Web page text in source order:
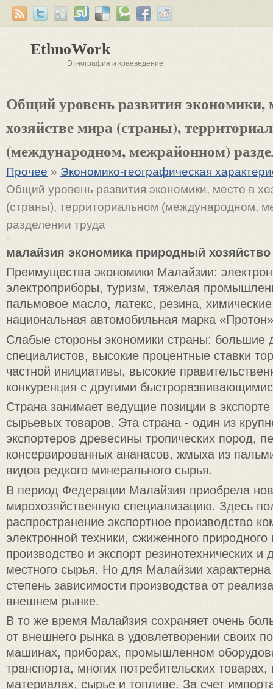
EthnoWork
Этнография и краеведение
Общий уровень развития экономики,
хозяйстве мира (страны),
(международном, межрайонном)
Прочее » Экономико-географическая
Общий уровень развития экономики, место в
(страны), территориальном (международном,
разделении труда
малайзия экономика природный хозяйство
Преимущества экономики Малайзии:
электроприборы, туризм, тяжелая
пальмовое масло, латекс, резина,
национальная автомобильная марка
Слабые стороны экономики страны: большие
специалистов, высокие процентные ставки
частной инициативы, высокие
конкуренция с другими
Страна занимает ведущие позиции в
сырьевых товаров. Эта страна - один из
экспортеров древесины тропических пород,
консервированных ананасов, жмыха из
видов редкого минерального сырья.
В период Федерации Малайзия приобрела
мирохозяйственную специализацию. Здесь
распространение экспортное производство
электронной техники, сжиженного природного
производство и экспорт резинотехнических и
местного сырья. Но для Малайзии
степень зависимости производства от
внешнем рынке.
В то же время Малайзия сохраняет очень
от внешнего рынка в удовлетворении своих
машинах, приборах, промышленном
транспорта, многих потребительских
материалах, сырье и топливе. За счет